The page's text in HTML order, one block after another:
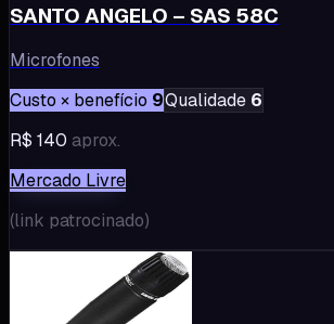
SANTO ANGELO – SAS 58C
Microfones
Custo × benefício 9Qualidade 6
R$ 140 aprox.
Mercado Livre
(link patrocinado)